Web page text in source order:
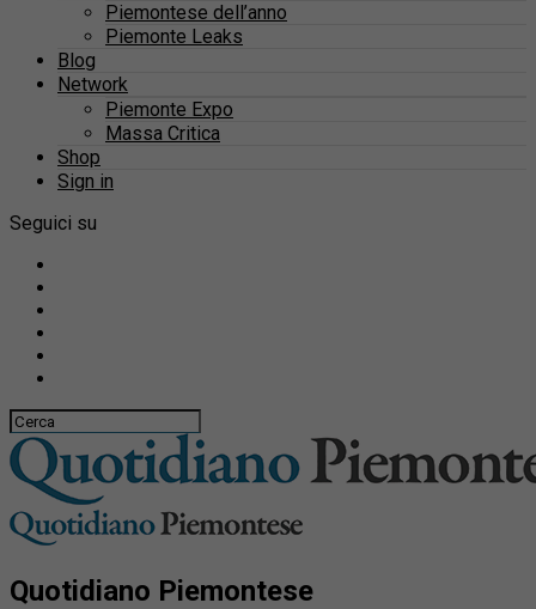
Piemontese dell’anno
Piemonte Leaks
Blog
Network
Piemonte Expo
Massa Critica
Shop
Sign in
Seguici su
Quotidiano Piemontese